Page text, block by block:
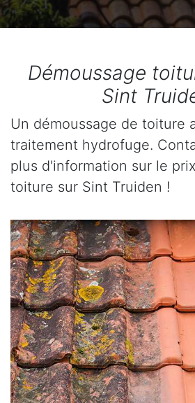
Démoussage
Sint
Un démoussage de toiture
traitement hydrofuge.
plus d'information sur le
toiture sur Sint Truiden !